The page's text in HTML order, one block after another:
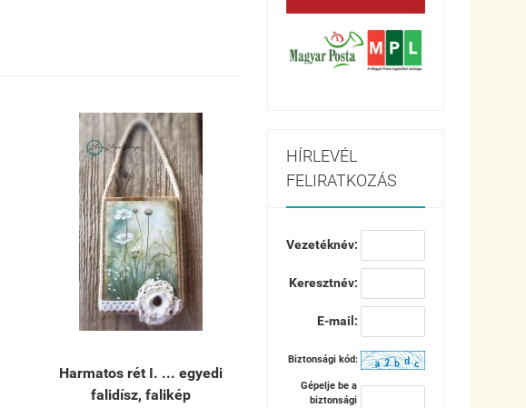
Harmatos rét I. ... egyedi
falidísz, falikép
HÍRLEVÉL
FELIRATKOZÁS
Vezetéknév:
Keresztnév:
E-mail:
Biztonsági kód:
Gépelje be a
biztonsági